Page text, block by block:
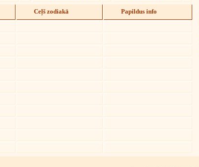
Ceļš zodiakā Papildus info